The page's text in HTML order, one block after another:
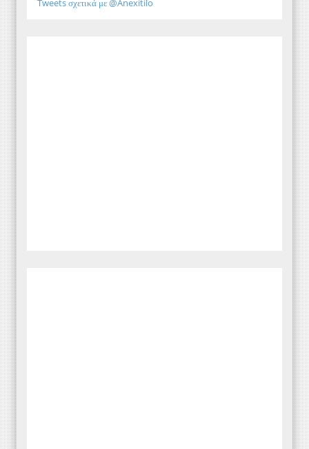
Tweets σχετικά με @Anexitilo